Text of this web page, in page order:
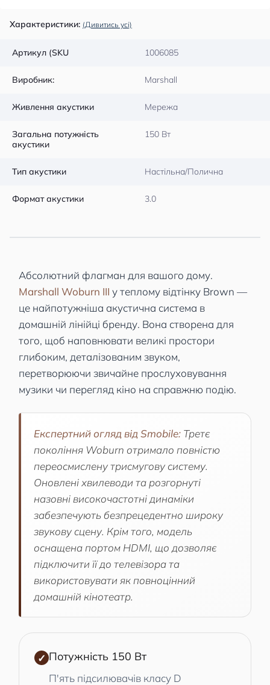
Характеристики: (Дивитись усі)
Артикул (SKU 1006085
Виробник: Marshall
Живлення акустики Мережа
Загальна потужність
акустики
150 Вт
Тип акустики Настільна/Полична
Формат акустики 3.0
Абсолютний флагман для вашого дому.
Marshall Woburn III у теплому відтінку Brown —
це найпотужніша акустична система в
домашній лінійці бренду. Вона створена для
того, щоб наповнювати великі простори
глибоким, деталізованим звуком,
перетворюючи звичайне прослуховування
музики чи перегляд кіно на справжню подію.
Експертний огляд від Smobile: Третє
покоління Woburn отримало повністю
переосмислену трисмугову систему.
Оновлені хвилеводи та розгорнуті
назовні високочастотні динаміки
забезпечують безпрецедентно широку
звукову сцену. Крім того, модель
оснащена портом HDMI, що дозволяє
підключити її до телевізора та
використовувати як повноцінний
домашній кінотеатр.
✓ Потужність 150 Вт
П'ять підсилювачів класу D